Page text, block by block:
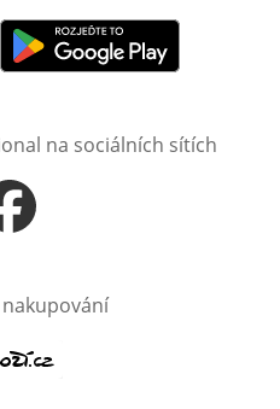
Otevře v novém okně
na sociálních sítích
v novém okně